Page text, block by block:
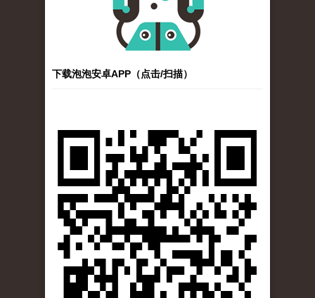
下载泡泡安卓APP（点击/扫描）